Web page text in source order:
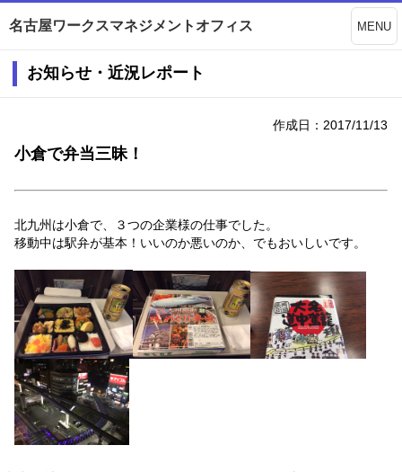
名古屋ワークスマネジメントオフィス MENU
お知らせ・近況レポート
作成日：2017/11/13
小倉で弁当三昧！
北九州は小倉で、３つの企業様の仕事でした。
移動中は駅弁が基本！いいのか悪いのか、でもおいしいです。